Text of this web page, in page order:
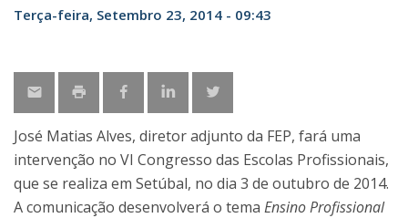
Terça-feira, Setembro 23, 2014 - 09:43
José Matias Alves, diretor adjunto da FEP, fará uma
intervenção no VI Congresso das Escolas Profissionais,
que se realiza em Setúbal, no dia 3 de outubro de 2014.
A comunicação desenvolverá o tema Ensino Profissional